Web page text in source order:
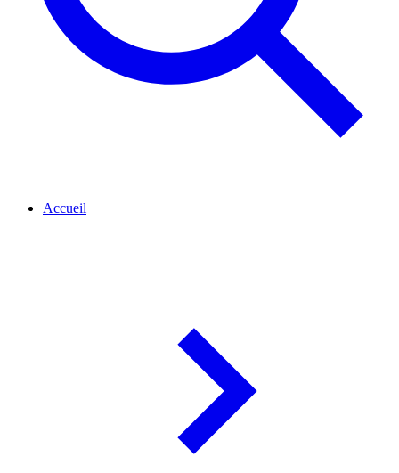
Accueil